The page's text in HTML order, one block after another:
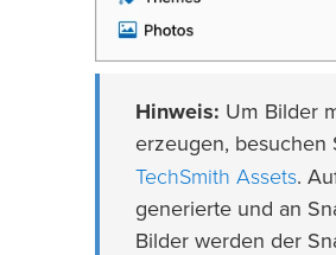
Hinweis: Um Bilder
erzeugen, besuchen
TechSmith Assets.
generierte und an
Bilder werden der